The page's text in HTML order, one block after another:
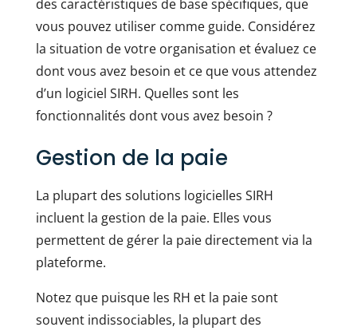
des caractéristiques de base spécifiques, que
vous pouvez utiliser comme guide. Considérez
la situation de votre organisation et évaluez ce
dont vous avez besoin et ce que vous attendez
d’un logiciel SIRH. Quelles sont les
fonctionnalités dont vous avez besoin ?
Gestion de la paie
La plupart des solutions logicielles SIRH
incluent la gestion de la paie. Elles vous
permettent de gérer la paie directement via la
plateforme.
Notez que puisque les RH et la paie sont
souvent indissociables, la plupart des